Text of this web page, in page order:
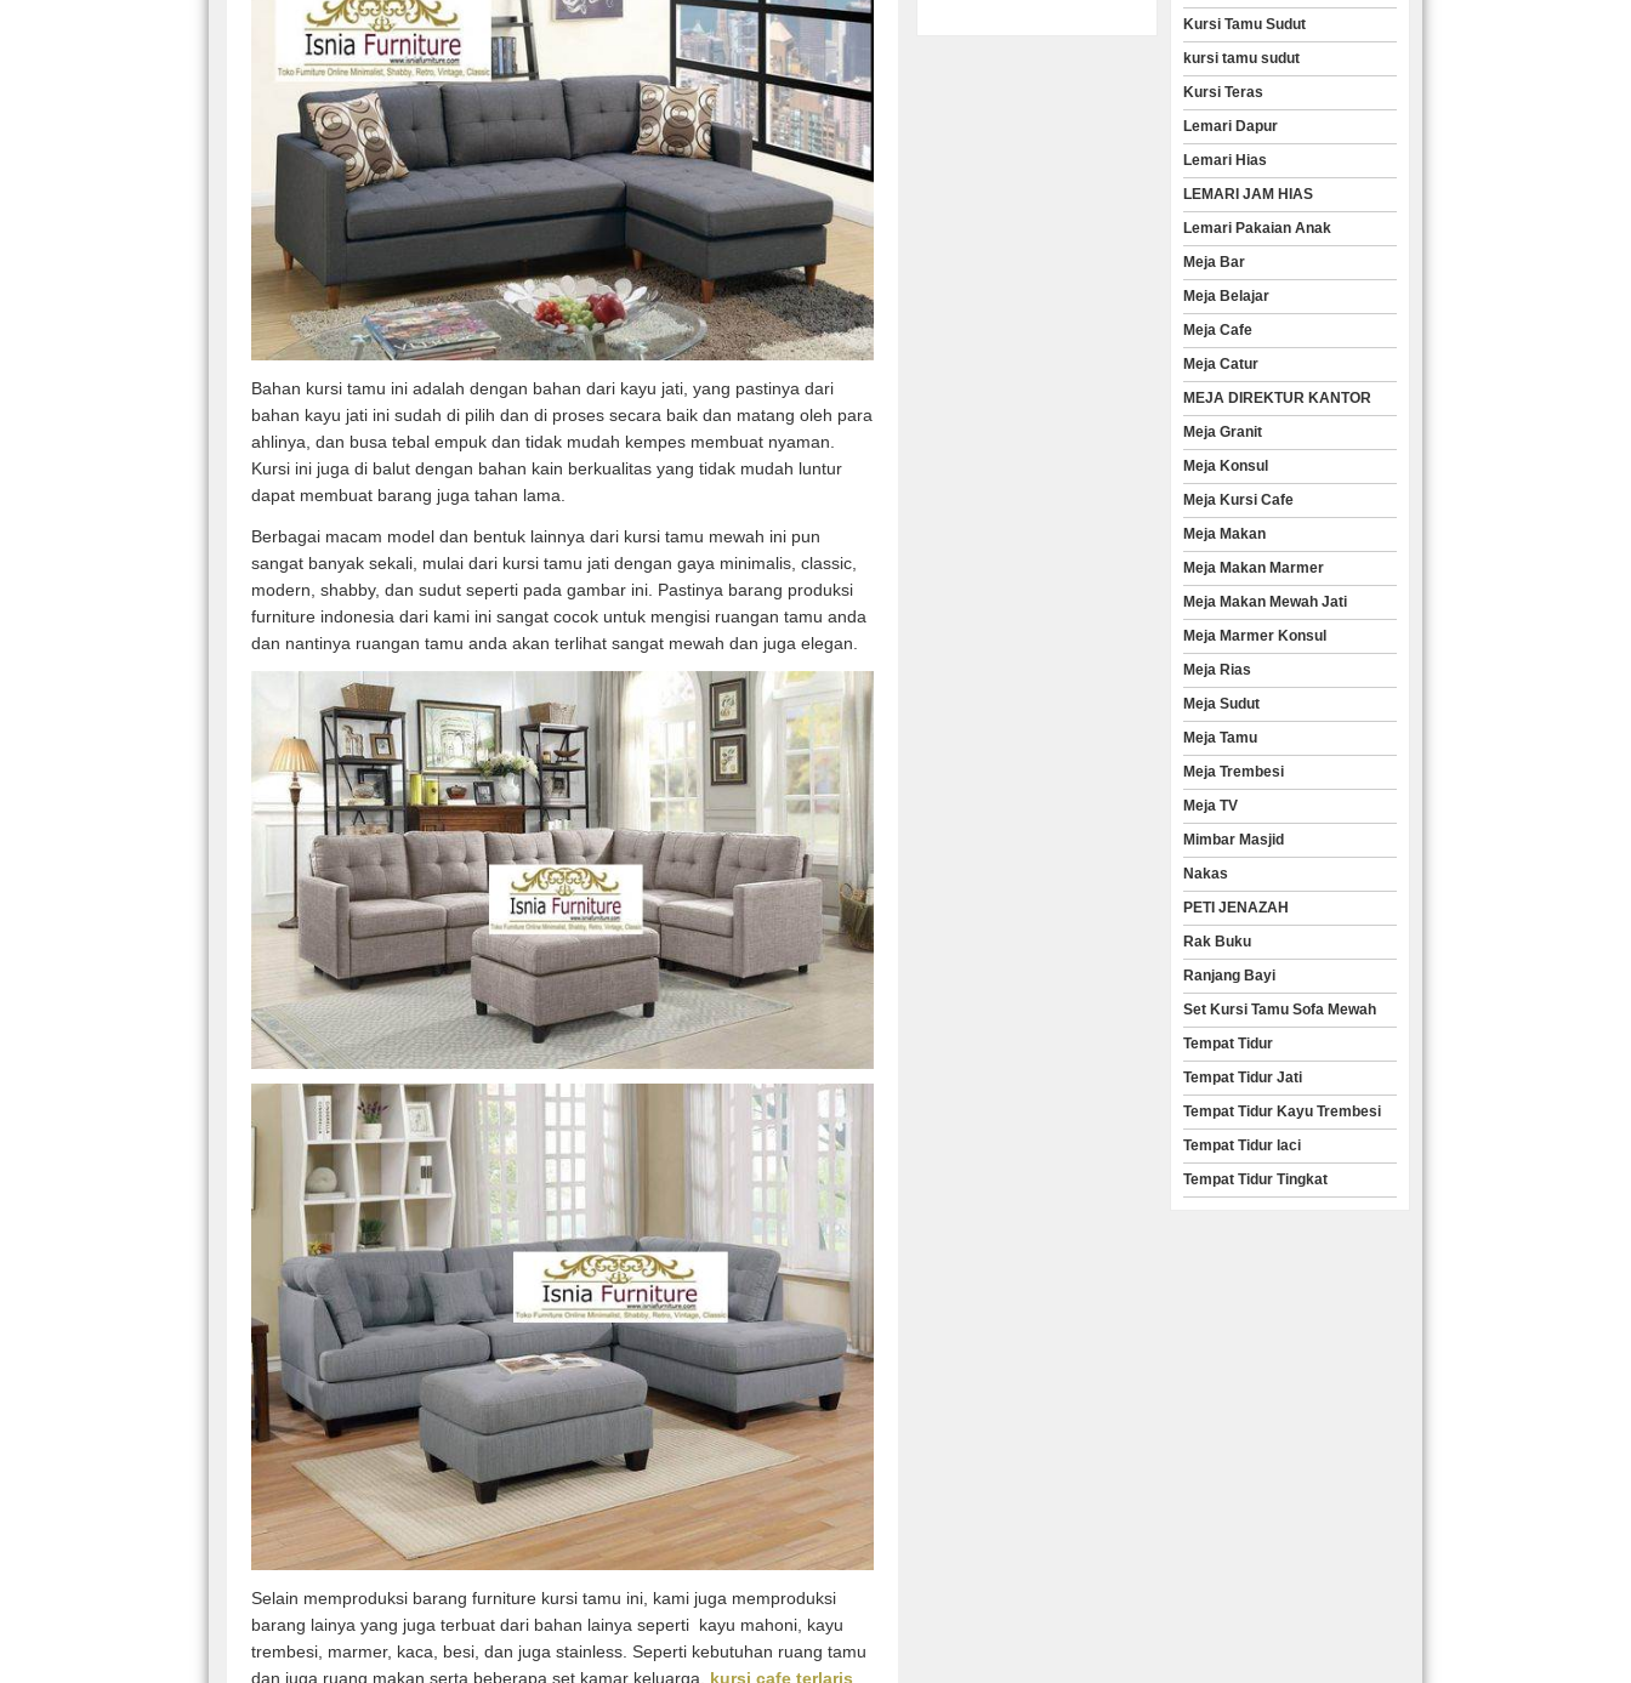
Bahan kursi tamu ini adalah dengan bahan dari kayu jati, yang pastinya dari
bahan kayu jati ini sudah di pilih dan di proses secara baik dan matang oleh para
ahlinya, dan busa tebal empuk dan tidak mudah kempes membuat nyaman.
Kursi ini juga di balut dengan bahan kain berkualitas yang tidak mudah luntur
dapat membuat barang juga tahan lama.
Berbagai macam model dan bentuk lainnya dari kursi tamu mewah ini pun
sangat banyak sekali, mulai dari kursi tamu jati dengan gaya minimalis, classic,
modern, shabby, dan sudut seperti pada gambar ini. Pastinya barang produksi
furniture indonesia dari kami ini sangat cocok untuk mengisi ruangan tamu anda
dan nantinya ruangan tamu anda akan terlihat sangat mewah dan juga elegan.
Selain memproduksi barang furniture kursi tamu ini, kami juga memproduksi
barang lainya yang juga terbuat dari bahan lainya seperti kayu mahoni, kayu
trembesi, marmer, kaca, besi, dan juga stainless. Seperti kebutuhan ruang tamu
dan juga ruang makan serta beberapa set kamar keluarga, kursi cafe terlaris
Kursi Tamu Sudut
kursi tamu sudut
Kursi Teras
Lemari Dapur
Lemari Hias
LEMARI JAM HIAS
Lemari Pakaian Anak
Meja Bar
Meja Belajar
Meja Cafe
Meja Catur
MEJA DIREKTUR KANTOR
Meja Granit
Meja Konsul
Meja Kursi Cafe
Meja Makan
Meja Makan Marmer
Meja Makan Mewah Jati
Meja Marmer Konsul
Meja Rias
Meja Sudut
Meja Tamu
Meja Trembesi
Meja TV
Mimbar Masjid
Nakas
PETI JENAZAH
Rak Buku
Ranjang Bayi
Set Kursi Tamu Sofa Mewah
Tempat Tidur
Tempat Tidur Jati
Tempat Tidur Kayu Trembesi
Tempat Tidur laci
Tempat Tidur Tingkat